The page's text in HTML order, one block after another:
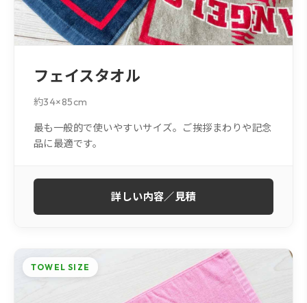
フェイスタオル
約34×85cm
最も一般的で使いやすいサイズ。ご挨拶まわりや記念
品に最適です。
詳しい内容／見積
TOWEL SIZE